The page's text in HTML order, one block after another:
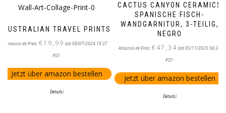
AUSTRALIAN TRAVEL PRINTS
Amazon.de Preis:€19,99 (ab 08/07/2024 19:37
PST-
Jetzt über amazon bestellen
Details)
CACTUS CANYON CERAMICS
SPANISCHE FISCH-
WANDGARNITUR, 3-TEILIG,
NEGRO
Amazon.de Preis:€47,34 (ab 05/11/2025 04:28
PST-
Jetzt über amazon bestellen
Details)